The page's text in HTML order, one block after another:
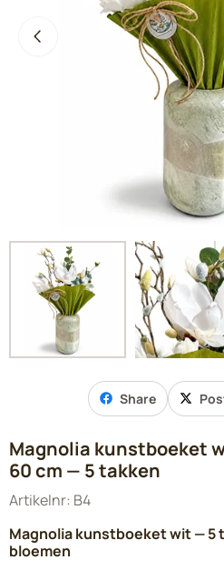
Share
Magnolia kunstboeket
60 cm — 5 takken
Artikelnr: B4
Magnolia kunstboeket wit — 5
bloemen